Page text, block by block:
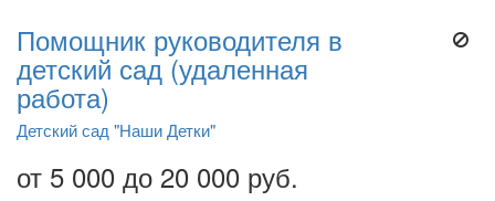
Помощник руководителя в
детский сад (удаленная
работа)
Детский сад "Наши Детки"
от 5 000 до 20 000 руб.